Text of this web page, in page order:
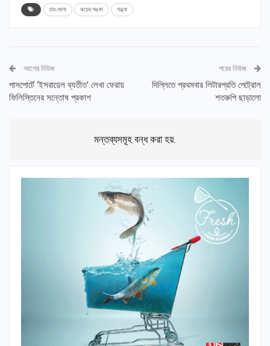
চার জেলা ঝড়ের শঙ্কা সন্ধ্যা
আগের নিউজ
পাসপোর্টে ‘ইসরায়েল ব্যতীত’ লেখা ফেরায়
ফিলিস্তিনের সন্তোষ প্রকাশ
পরের নিউজ
দিল্লিতে প্রথমবার লিটারপ্রতি পেট্রোল
শতরুপি ছাড়ালো
মন্তব্যসমূহ বন্ধ করা হয়.